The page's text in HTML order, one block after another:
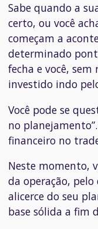
Sabe quando a
certo, ou você
começam a
determinado
fecha e você,
investido indo
Você pode se
no
financeiro no
Neste momento,
da operação,
alicerce do seu
base sólida a fim